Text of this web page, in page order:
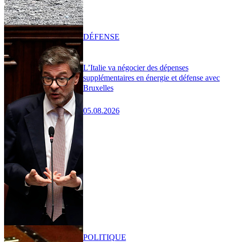
L’Italie va négocier des dépenses
supplémentaires en énergie et défense avec
Bruxelles
05.08.2026
DÉFENSE
POLITIQUE